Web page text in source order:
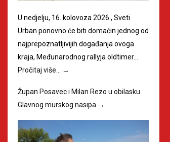
U nedjelju, 16. kolovoza 2026., Sveti
Urban ponovno će biti domaćin jednog od
najprepoznatljivijih događanja ovoga
kraja, Međunarodnog rallyja oldtimer…
Pročitaj više…
→
Župan Posavec i Milan Rezo u obilasku
Glavnog murskog nasipa →